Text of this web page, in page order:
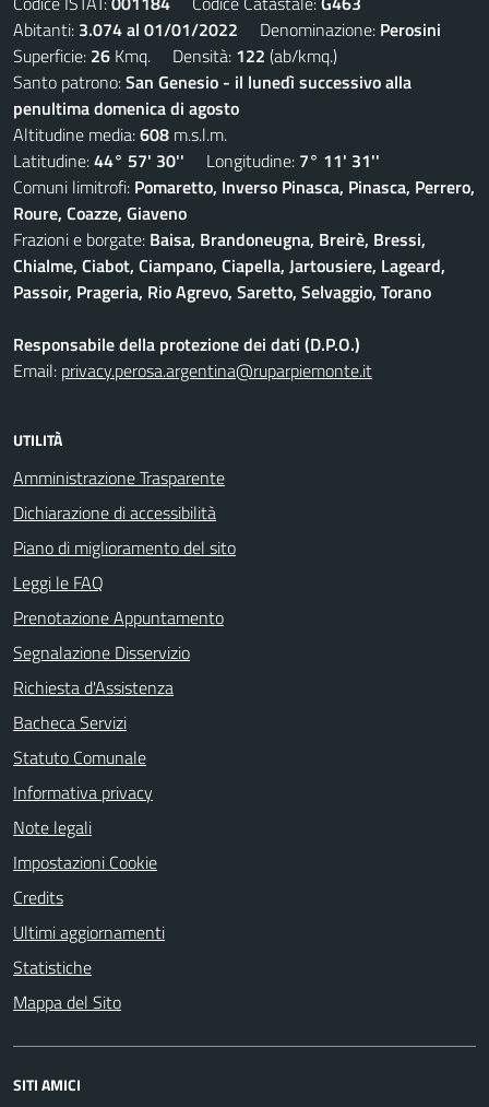
Abitanti: 3.074 al 01/01/2022 Denominazione: Perosini
Superficie: 26 Kmq. Densità: 122 (ab/kmq.)
Santo patrono:San Genesio - il lunedì successivo alla
penultima domenica di agosto
Altitudine media:608 m.s.l.m.
Latitudine:44° 57' 30'' Longitudine: 7° 11' 31''
Comuni limitrofi: Pomaretto, Inverso Pinasca, Pinasca, Perrero,
Roure, Coazze, Giaveno
Frazioni e borgate: Baisa, Brandoneugna, Breirè, Bressi,
Chialme, Ciabot, Ciampano, Ciapella, Jartousiere, Lageard,
Passoir, Prageria, Rio Agrevo, Saretto, Selvaggio, Torano
Responsabile della protezione dei dati (D.P.O.)
Email: privacy.perosa.argentina@ruparpiemonte.it
UTILITÀ
Amministrazione Trasparente
Dichiarazione di accessibilità
Piano di miglioramento del sito
Leggi le FAQ
Prenotazione Appuntamento
Segnalazione Disservizio
Richiesta d'Assistenza
Bacheca Servizi
Statuto Comunale
Informativa privacy
Note legali
Impostazioni Cookie
Credits
Ultimi aggiornamenti
Statistiche
Mappa del Sito
SITI AMICI